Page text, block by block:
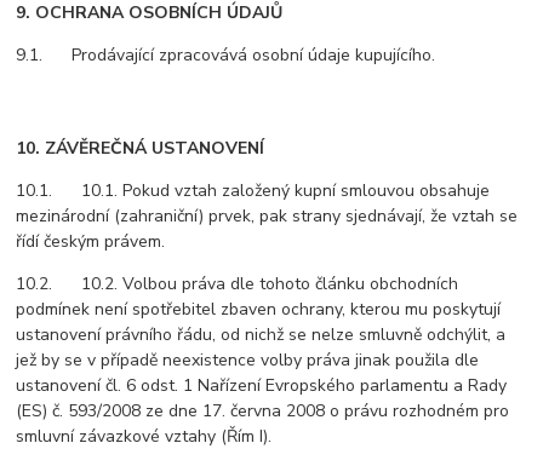
9. OCHRANA OSOBNÍCH ÚDAJŮ
9.1. Prodávající zpracovává osobní údaje kupujícího.
10. ZÁVĚREČNÁ USTANOVENÍ
10.1. 10.1. Pokud vztah založený kupní smlouvou obsahuje
mezinárodní (zahraniční) prvek, pak strany sjednávají, že vztah se
řídí českým právem.
10.2. 10.2. Volbou práva dle tohoto článku obchodních
podmínek není spotřebitel zbaven ochrany, kterou mu poskytují
ustanovení právního řádu, od nichž se nelze smluvně odchýlit, a
jež by se v případě neexistence volby práva jinak použila dle
ustanovení čl. 6 odst. 1 Nařízení Evropského parlamentu a Rady
(ES) č. 593/2008 ze dne 17. června 2008 o právu rozhodném pro
smluvní závazkové vztahy (Řím I).